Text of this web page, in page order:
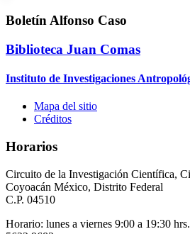
Boletín Alfonso Caso
Biblioteca Juan Comas
Instituto de Investigaciones
Mapa del sitio
Créditos
Horarios
Circuito de la Investigación Científica,
Coyoacán México, Distrito Federal
C.P. 04510
Horario: lunes a viernes 9:00 a 19:30